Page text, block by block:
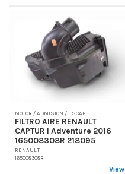
MOTOR / ADMISION / ESCAPE
FILTRO AIRE RENAULT
CAPTUR I Adventure 2016
165008308R 218095
RENAULT
165008308R
View